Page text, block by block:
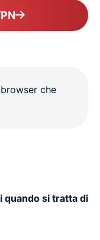
quando si tratta di